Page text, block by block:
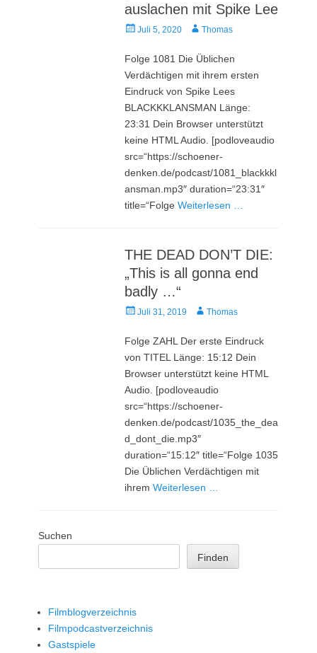
auslachen mit Spike Lee
Veröffentlicht
Juli 5, 2020 AutorThomas
Folge 1081 Die Üblichen
Verdächtigen mit ihrem ersten
Eindruck von Spike Lees
BLACKKKLANSMAN Länge:
23:31 Dein Browser unterstützt
keine HTML Audio. [podloveaudio
src=“https://schoener-
denken.de/podcast/1081_blackkkl
ansman.mp3″ duration=“23:31″
title=“FolgeWeiterlesen …
THE DEAD DON’T DIE:
„This is all gonna end
badly …“
Veröffentlicht
Juli 31, 2019 AutorThomas
Folge ZAHL Der erste Eindruck
von TITEL Länge: 15:12 Dein
Browser unterstützt keine HTML
Audio. [podloveaudio
src=“https://schoener-
denken.de/podcast/1035_the_dea
d_dont_die.mp3″
duration=“15:12″ title=“Folge 1035
Die Üblichen Verdächtigen mit
ihremWeiterlesen …
Suchen
Finden
Filmblogverzeichnis
Filmpodcastverzeichnis
Gastspiele